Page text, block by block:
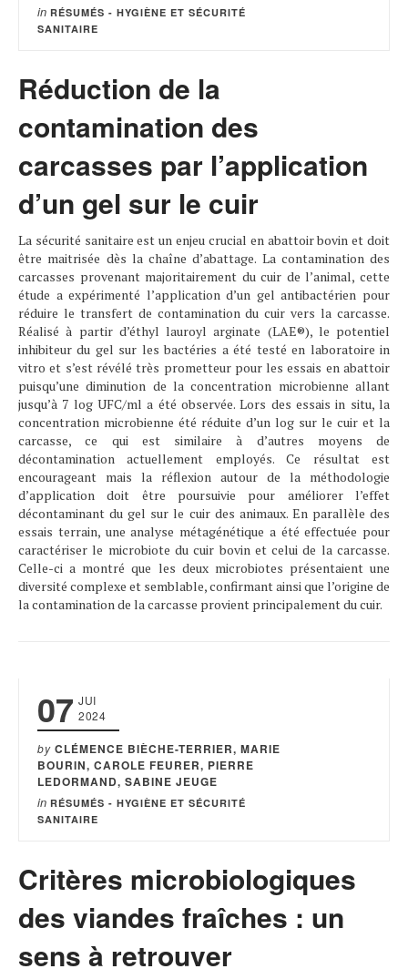
in RÉSUMÉS - HYGIÈNE ET SÉCURITÉ
SANITAIRE
Réduction de la
contamination des
carcasses par l’application
d’un gel sur le cuir
La sécurité sanitaire est un enjeu crucial en abattoir bovin et doit
être maitrisée dès la chaîne d’abattage. La contamination des
carcasses provenant majoritairement du cuir de l’animal, cette
étude a expérimenté l’application d’un gel antibactérien pour
réduire le transfert de contamination du cuir vers la carcasse.
Réalisé à partir d’éthyl lauroyl arginate (LAE®), le potentiel
inhibiteur du gel sur les bactéries a été testé en laboratoire in
vitro et s’est révélé très prometteur pour les essais en abattoir
puisqu’une diminution de la concentration microbienne allant
jusqu’à 7 log UFC/ml a été observée. Lors des essais in situ, la
concentration microbienne été réduite d’un log sur le cuir et la
carcasse, ce qui est similaire à d’autres moyens de
décontamination actuellement employés. Ce résultat est
encourageant mais la réflexion autour de la méthodologie
d’application doit être poursuivie pour améliorer l’effet
décontaminant du gel sur le cuir des animaux. En parallèle des
essais terrain, une analyse métagénétique a été effectuée pour
caractériser le microbiote du cuir bovin et celui de la carcasse.
Celle-ci a montré que les deux microbiotes présentaient une
diversité complexe et semblable, confirmant ainsi que l’origine de
la contamination de la carcasse provient principalement du cuir.
07 JUI
2024
by CLÉMENCE BIÈCHE-TERRIER, MARIE
BOURIN, CAROLE FEURER, PIERRE
LEDORMAND, SABINE JEUGE
in RÉSUMÉS - HYGIÈNE ET SÉCURITÉ
SANITAIRE
Critères microbiologiques
des viandes fraîches : un
sens à retrouver